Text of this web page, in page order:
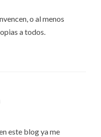
o al menos
a todos.
este blog ya me